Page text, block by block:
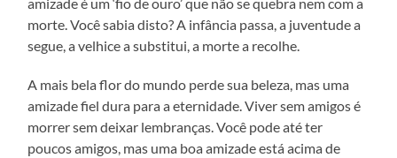
amizade é um ‘fio de ouro’ que não se quebra nem com a
morte. Você sabia disto? A infância passa, a juventude a
segue, a velhice a substitui, a morte a recolhe.
A mais bela flor do mundo perde sua beleza, mas uma
amizade fiel dura para a eternidade. Viver sem amigos é
morrer sem deixar lembranças. Você pode até ter
poucos amigos, mas uma boa amizade está acima de